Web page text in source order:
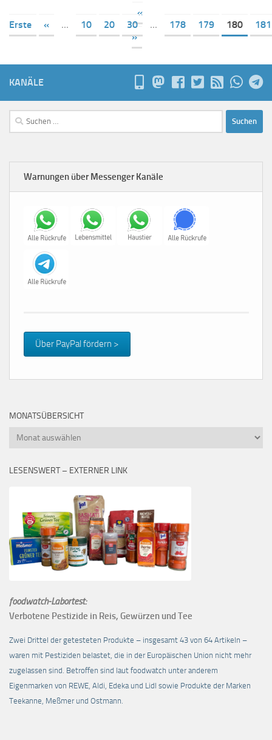
«
Erste
« ... 10 20 30 ... 178 179 180
181
»
KANÄLE
Suchen
nach:
Warnungen über Messenger Kanäle
Über PayPal fördern >
MONATSÜBERSICHT
Monatsübersicht
LESENSWERT – EXTERNER LINK
foodwatch-Labortest:
Verbotene Pestizide in Reis, Gewürzen und Tee
Zwei Drittel der getesteten Produkte – insgesamt 43 von 64 Artikeln –
waren mit Pestiziden belastet, die in der Europäischen Union nicht mehr
zugelassen sind. Betroffen sind laut foodwatch unter anderem
Eigenmarken von REWE, Aldi, Edeka und Lidl sowie Produkte der Marken
Teekanne, Meßmer und Ostmann.